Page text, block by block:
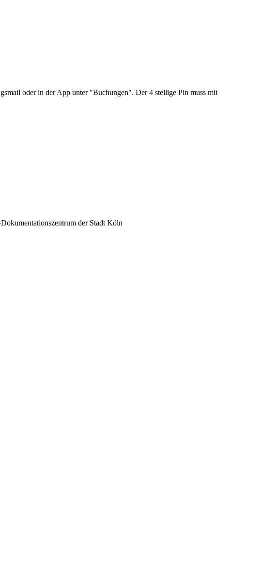
oder in der App unter "Buchungen". Der 4 stellige Pin muss mit
der Stadt Köln